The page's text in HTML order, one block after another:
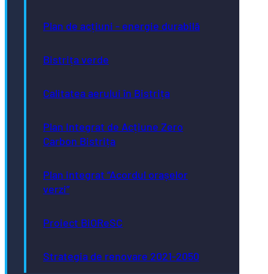
Plan de acțiuni - energie durabilă
Bistrița verde
Calitatea aerului în Bistrița
Plan Integrat de Acțiune Zero
Carbon Bistrița
Plan integrat “Acordul orașelor
verzi”
Proiect BiOReSC
Strategia de renovare 2021-2050